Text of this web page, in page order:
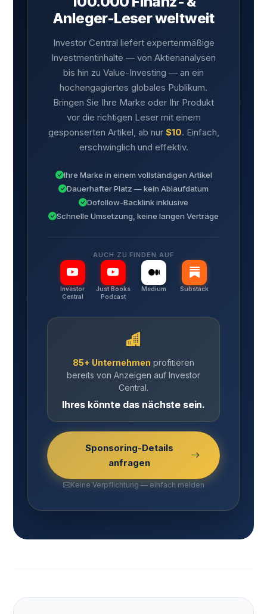
Anleger-Leser weltweit
Investor Central liefert expertenmäßige
Investmentinhalte — von Aktienanalysen
bis hin zu Value-Investing — an ein
hochengagiertes globales Publikum.
Bringen Sie Ihre Marke oder Ihr Produkt
vor die richtigen Leser mit einem
gesponserten Artikel, ab nur $10. Einfach,
erschwinglich und effektiv.
Ihre Marke in einem vollständigen Artikel
Dauerhafter Platz — kein Ablaufdatum
Dofollow-Backlink inklusive
Schnelle Umsetzung, keine langen Verträge
AUCH ZU FINDEN AUF
Investor
Central
Just Books
Podcast
Medium Substack
85+ Unternehmen profitieren
bereits von Anzeigen auf Investor
Central.
Ihres könnte das nächste sein.
Sponsoring-Details
anfragen
Keine Verpflichtung — einfach melden